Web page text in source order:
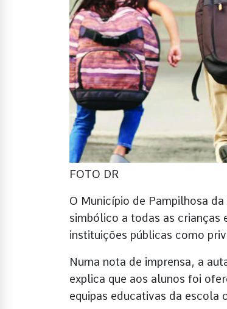
FOTO DR
O Município de Pampilhosa
simbólico a todas as crianças
instituições públicas como
Numa nota de imprensa, a
explica que aos alunos foi
equipas educativas da escola